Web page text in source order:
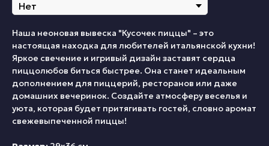
Наша неоновая вывеска "Кусочек пиццы" – это
настоящая находка для любителей итальянской кухни!
Яркое свечение и игривый дизайн заставят сердца
пиццолюбов биться быстрее. Она станет идеальным
дополнением для пиццерий, ресторанов или даже
домашних вечеринок. Создайте атмосферу веселья и
уюта, которая будет притягивать гостей, словно аромат
свежевыпеченной пиццы!